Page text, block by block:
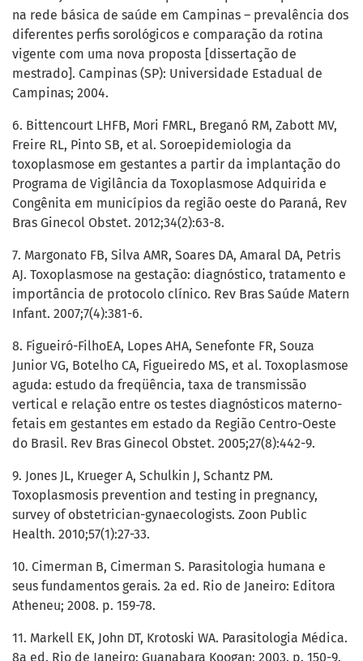
na rede básica de saúde em Campinas – prevalência dos
diferentes perfis sorológicos e comparação da rotina
vigente com uma nova proposta [dissertação de
mestrado]. Campinas (SP): Universidade Estadual de
Campinas; 2004.
6. Bittencourt LHFB, Mori FMRL, Breganó RM, Zabott MV,
Freire RL, Pinto SB, et al. Soroepidemiologia da
toxoplasmose em gestantes a partir da implantação do
Programa de Vigilância da Toxoplasmose Adquirida e
Congênita em municípios da região oeste do Paraná, Rev
Bras Ginecol Obstet. 2012;34(2):63-8.
7. Margonato FB, Silva AMR, Soares DA, Amaral DA, Petris
AJ. Toxoplasmose na gestação: diagnóstico, tratamento e
importância de protocolo clínico. Rev Bras Saúde Matern
Infant. 2007;7(4):381-6.
8. Figueiró-FilhoEA, Lopes AHA, Senefonte FR, Souza
Junior VG, Botelho CA, Figueiredo MS, et al. Toxoplasmose
aguda: estudo da freqüência, taxa de transmissão
vertical e relação entre os testes diagnósticos materno-
fetais em gestantes em estado da Região Centro-Oeste
do Brasil. Rev Bras Ginecol Obstet. 2005;27(8):442-9.
9. Jones JL, Krueger A, Schulkin J, Schantz PM.
Toxoplasmosis prevention and testing in pregnancy,
survey of obstetrician-gynaecologists. Zoon Public
Health. 2010;57(1):27-33.
10. Cimerman B, Cimerman S. Parasitologia humana e
seus fundamentos gerais. 2a ed. Rio de Janeiro: Editora
Atheneu; 2008. p. 159-78.
11. Markell EK, John DT, Krotoski WA. Parasitologia Médica.
8a ed. Rio de Janeiro: Guanabara Koogan; 2003. p. 150-9.